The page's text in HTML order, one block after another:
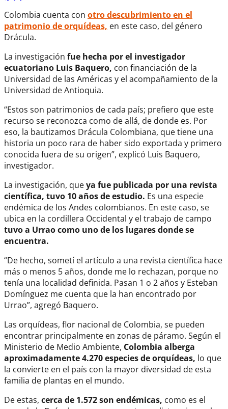
Colombia cuenta con otro descubrimiento en el
patrimonio de orquídeas, en este caso, del género
Drácula.
La investigación fue hecha por el investigador
ecuatoriano Luis Baquero, con financiación de la
Universidad de las Américas y el acompañamiento de la
Universidad de Antioquia.
“Estos son patrimonios de cada país; prefiero que este
recurso se reconozca como de allá, de donde es. Por
eso, la bautizamos Drácula Colombiana, que tiene una
historia un poco rara de haber sido exportada y primero
conocida fuera de su origen”, explicó Luis Baquero,
investigador.
La investigación, queya fue publicada por una revista
científica, tuvo 10 años de estudio. Es una especie
endémica de los Andes colombianos. En este caso, se
ubica en la cordillera Occidental y el trabajo de campo
tuvo a Urrao como uno de los lugares donde se
encuentra.
“De hecho, sometí el artículo a una revista científica hace
más o menos 5 años, donde me lo rechazan, porque no
tenía una localidad definida. Pasan 1 o 2 años y Esteban
Domínguez me cuenta que la han encontrado por
Urrao”, agregó Baquero.
Las orquídeas, flor nacional de Colombia, se pueden
encontrar principalmente en zonas de páramo. Según el
Ministerio de Medio Ambiente, Colombia alberga
aproximadamente 4.270 especies de orquídeas, lo que
la convierte en el país con la mayor diversidad de esta
familia de plantas en el mundo.
De estas, cerca de 1.572 son endémicas, como es el